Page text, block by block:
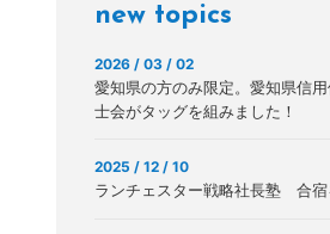
new topics
2026 / 03 / 02
愛知県の方のみ限定。愛知県信
士会がタッグを組みました！
2025 / 12 / 10
ランチェスター戦略社長塾 合宿